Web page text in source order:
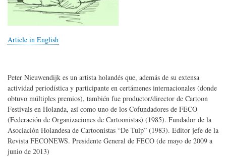
Article in English
Peter Nieuwendijk es un artista holandés que, además de su extensa
actividad periodística y participante en certámenes internacionales (donde
obtuvo múltiples premios), también fue productor/director de Cartoon
Festivals en Holanda, así como uno de los Cofundadores de FECO
(Federación de Organizaciones de Cartoonistas) (1985). Fundador de la
Asociación Holandesa de Cartoonistas “De Tulp” (1983). Editor jefe de la
Revista FECONEWS. Presidente General de FECO (de mayo de 2009 a
junio de 2013)